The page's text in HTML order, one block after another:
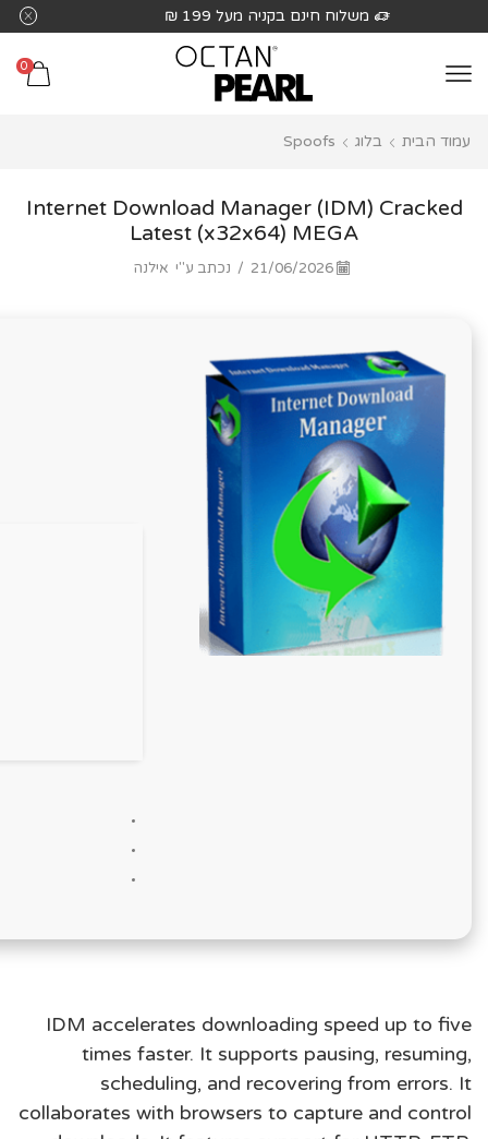
לֵב:
בְּאֲתָר
מַעֲרֶכֶת
בִּקְלִיק
משלוח חינם בקניה מעל
0
עמוד הבית בלוג Spoofs
Internet Download Manager (IDM) Cracked
Latest (x32x64) MEGA
21/06/2026
/ נכתב ע"י אילנה
IDM accelerates downloading speed up to five
times faster. It supports pausing, resuming,
scheduling, and recovering from errors. It
collaborates with browsers to capture and control